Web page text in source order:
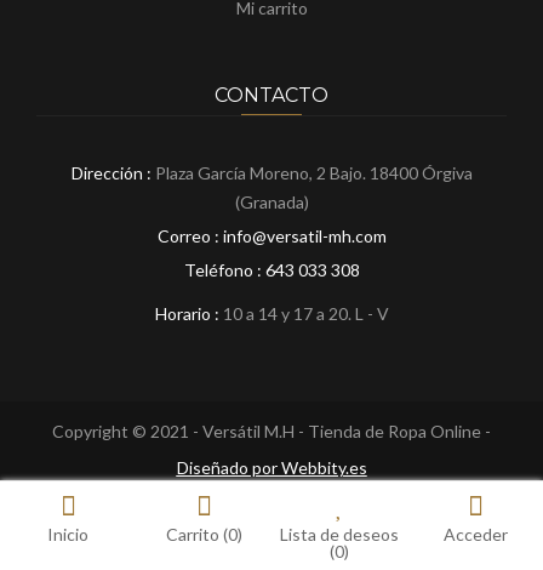
Mi carrito
CONTACTO
Dirección : Plaza García Moreno, 2 Bajo. 18400 Órgiva
(Granada)
Correo : info@versatil-mh.com
Teléfono : 643 033 308
Horario : 10 a 14 y 17 a 20. L - V
Copyright © 2021 - Versátil M.H - Tienda de Ropa Online -
Diseñado por Webbity.es
Inicio Carrito (0)
Lista de deseos
(0)
Acceder